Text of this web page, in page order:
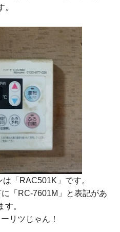
。
は 「RAC501K」 です。
「RC-7601M」
と表記があ
す。
リツじゃん！